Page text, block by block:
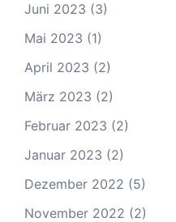
Juni 2023 (3)
Mai 2023 (1)
April 2023 (2)
März 2023 (2)
Februar 2023 (2)
Januar 2023 (2)
Dezember 2022 (5)
November 2022 (2)